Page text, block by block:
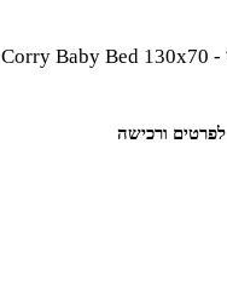
מיטת תינוק קורי - Corry Baby Bed 130x70
לפרטים ורכישה